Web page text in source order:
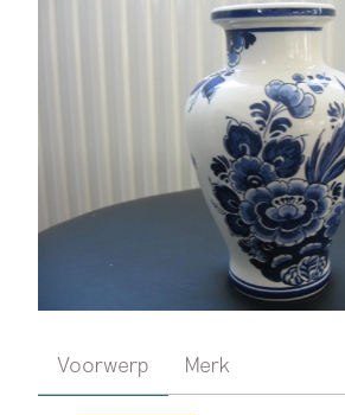
Voorwerp Merk